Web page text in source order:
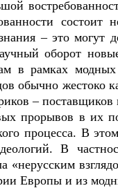
состоит
– это могут
оборот
в рамках
обычно жестоко
–
прорывов в их
процесса. В
В
«нерусским
Европы и из